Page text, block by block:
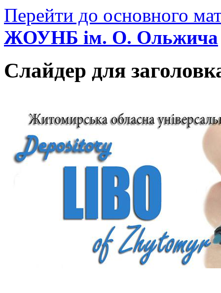
Перейти до основного
ЖОУНБ ім. О. Ольжича
Слайдер для